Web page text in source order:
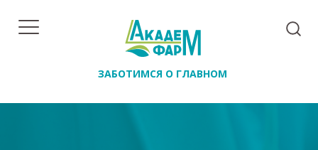
ЗАБОТИМСЯ О ГЛАВНОМ